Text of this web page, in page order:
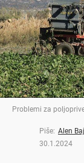
Problemi za
Piše: Alen
30.1.2024